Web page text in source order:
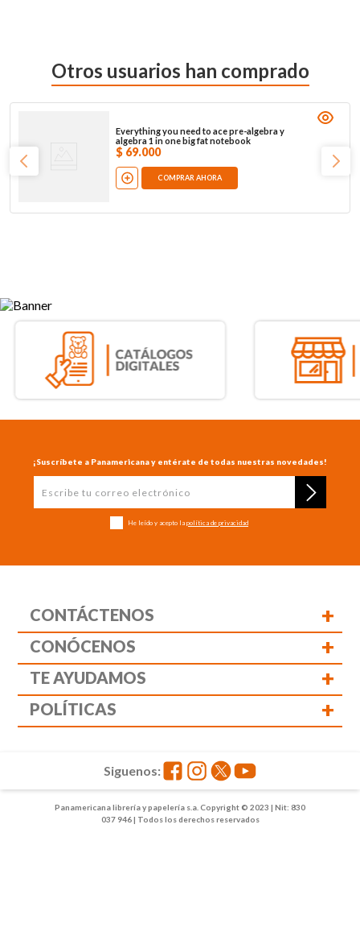
Otros usuarios han comprado
Everything you need to ace pre-algebra y
algebra 1 in one big fat notebook
$ 69.000
COMPRAR AHORA
¡Suscríbete a Panamericana y entérate de todas nuestras novedades!
He leído y acepto la política de privacidad
CONTÁCTENOS +
CONÓCENOS +
TE AYUDAMOS +
POLÍTICAS +
Panamericana librería y papelería s.a. Copyright © 2023 | Nit: 830
037 946 | Todos los derechos reservados
Siguenos: